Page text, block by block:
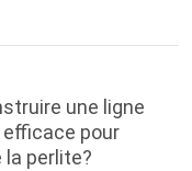
une ligne
pour
la perlite?